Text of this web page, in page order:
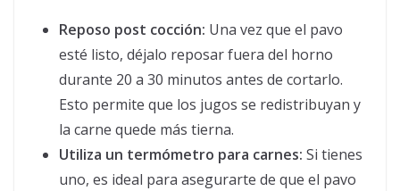
Reposo post cocción: Una vez que el pavo
esté listo, déjalo reposar fuera del horno
durante 20 a 30 minutos antes de cortarlo.
Esto permite que los jugos se redistribuyan y
la carne quede más tierna.
Utiliza un termómetro para carnes: Si tienes
uno, es ideal para asegurarte de que el pavo